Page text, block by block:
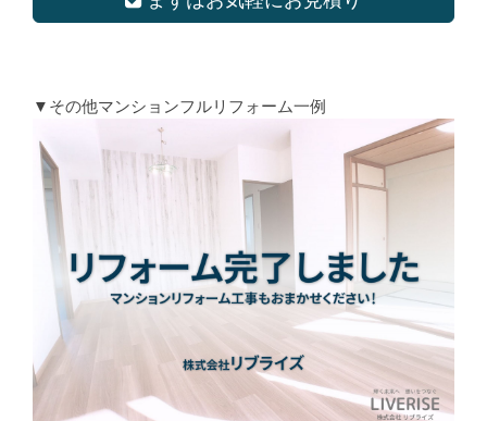
▼その他マンションフルリフォーム一例